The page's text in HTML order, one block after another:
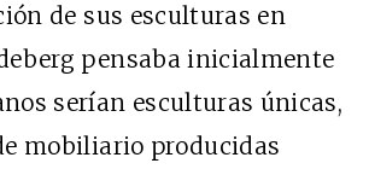
de sus esculturas en
pensaba inicialmente
serían esculturas únicas,
mobiliario producidas